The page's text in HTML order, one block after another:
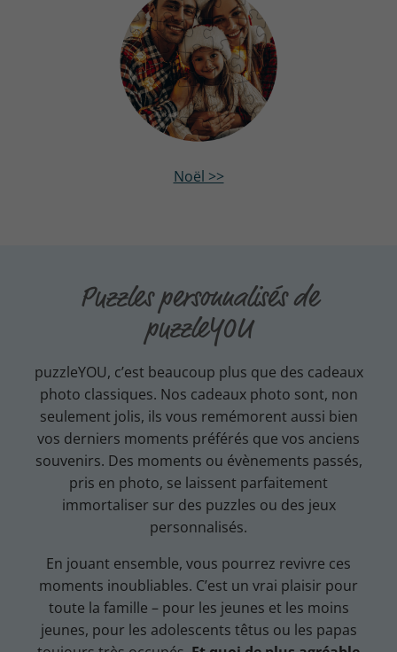
Noël >>
Puzzles personnalisés de
puzzleYOU
puzzleYOU, c’est beaucoup plus que des cadeaux
photo classiques. Nos cadeaux photo sont, non
seulement jolis, ils vous remémorent aussi bien
vos derniers moments préférés que vos anciens
souvenirs. Des moments ou évènements passés,
pris en photo, se laissent parfaitement
immortaliser sur des puzzles ou des jeux
personnalisés.
En jouant ensemble, vous pourrez revivre ces
moments inoubliables. C’est un vrai plaisir pour
toute la famille – pour les jeunes et les moins
jeunes, pour les adolescents têtus ou les papas